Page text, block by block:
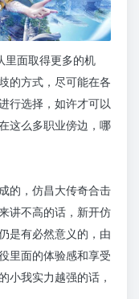
里面取得更多的机
的方式，尽可能在各
行选择，如许才可以
这么多职业傍边，哪
的，仿昌大传奇合击
讲不高的话，新开仿
是有必然意义的，由
里面的体验感和享受
小我实力越强的话，